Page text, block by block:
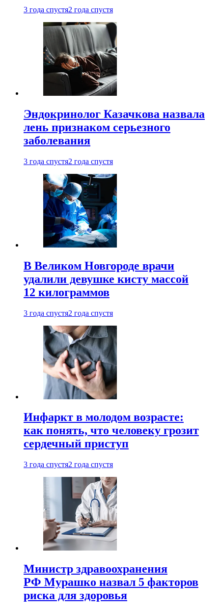
3 года спустя2 года спустя
Эндокринолог Казачкова назвала
лень признаком серьезного
заболевания
3 года спустя2 года спустя
В Великом Новгороде врачи
удалили девушке кисту массой
12 килограммов
3 года спустя2 года спустя
Инфаркт в молодом возрасте:
как понять, что человеку грозит
сердечный приступ
3 года спустя2 года спустя
Министр здравоохранения
РФ Мурашко назвал 5 факторов
риска для здоровья